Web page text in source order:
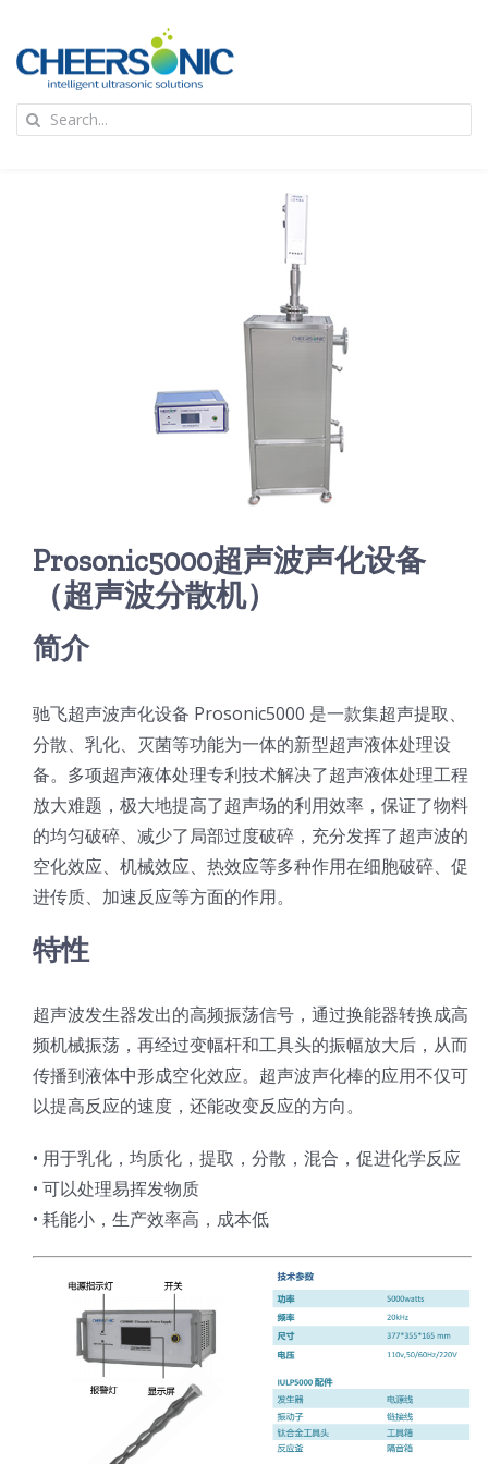
content
锂电技术科普
半导体技术科普
医疗器械技术科普
粉体行业技术科普
超声波喷涂原理
喷涂的影响因素
超声波喷雾成型系统
流量
双进液
耐化学腐蚀的喷嘴
关于我们
中文
中文
ENGLISH
Search
Prosonic5000超声波声化设备
（超声波分散机）
简介
驰飞超声波声化设备 Prosonic5000 是一款集超声提取、
分散、乳化、灭菌等功能为一体的新型超声液体处理设
备。多项超声液体处理专利技术解决了超声液体处理工程
放大难题，极大地提高了超声场的利用效率，保证了物料
的均匀破碎、减少了局部过度破碎，充分发挥了超声波的
空化效应、机械效应、热效应等多种作用在细胞破碎、促
进传质、加速反应等方面的作用。
特性
超声波发生器发出的高频振荡信号，通过换能器转换成高
频机械振荡，再经过变幅杆和工具头的振幅放大后，从而
传播到液体中形成空化效应。超声波声化棒的应用不仅可
以提高反应的速度，还能改变反应的方向。
• 用于乳化，均质化，提取，分散，混合，促进化学反应
• 可以处理易挥发物质
• 耗能小，生产效率高，成本低